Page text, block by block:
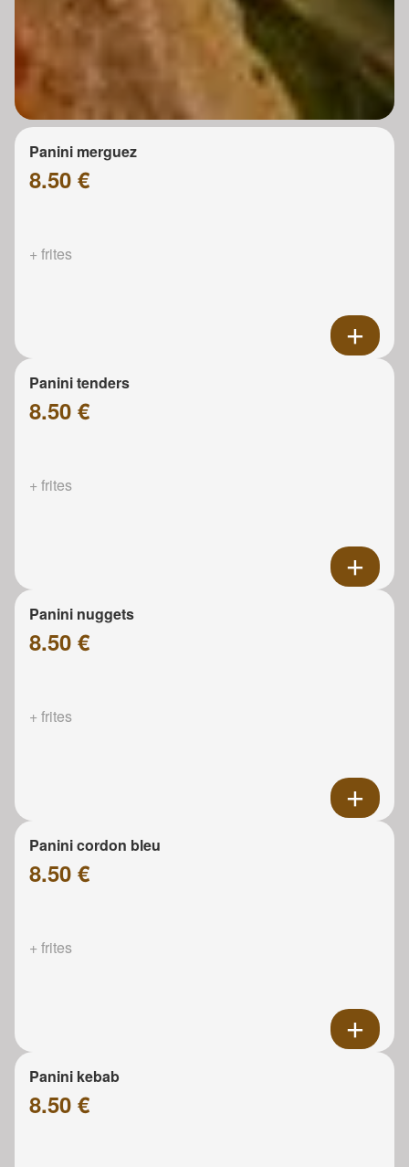
Panini merguez
8.50 €
+ frites
Panini tenders
8.50 €
+ frites
Panini nuggets
8.50 €
+ frites
Panini cordon bleu
8.50 €
+ frites
Panini kebab
8.50 €